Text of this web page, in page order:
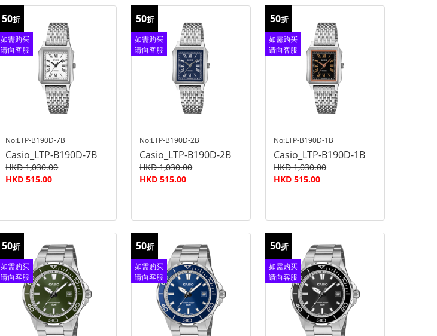
50折
如需购买
请向客服
No:LTP-B190D-7B
Casio_LTP-B190D-7B
HKD 1,030.00
HKD 515.00
50折
如需购买
请向客服
查询
50折
如需购买
请向客服
No:LTP-B190D-2B
Casio_LTP-B190D-2B
HKD 1,030.00
HKD 515.00
50折
如需购买
请向客服
查询
50折
如需购买
请向客服
No:LTP-B190D-1B
Casio_LTP-B190D-1B
HKD 1,030.00
HKD 515.00
50折
如需购买
请向客服
查询